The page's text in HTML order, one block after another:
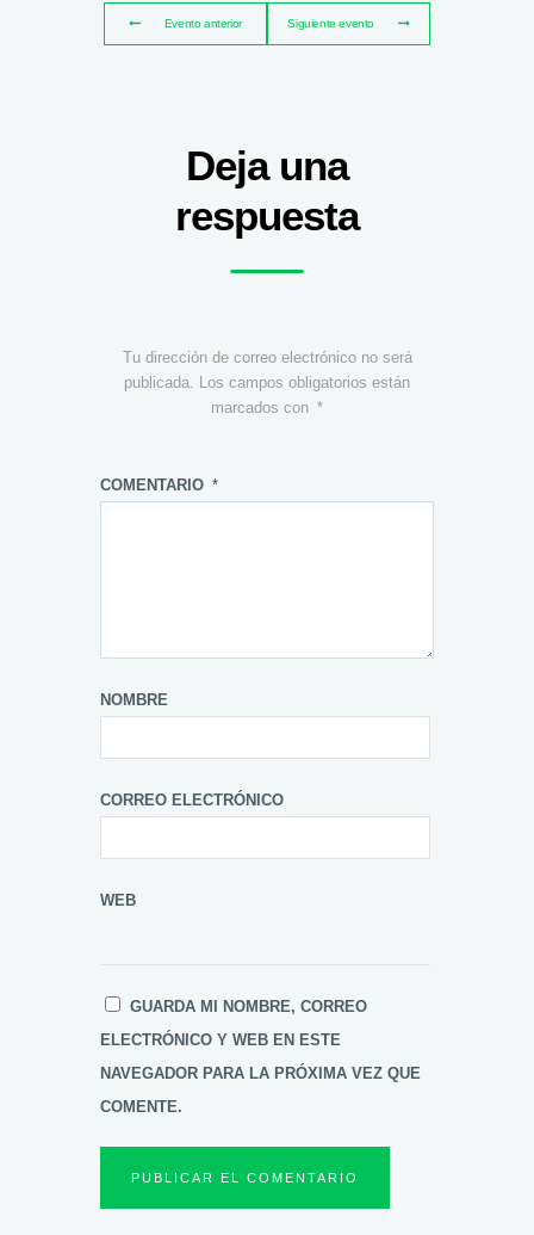
Evento anterior Siguiente evento
Deja una
respuesta
Tu dirección de correo electrónico no será
publicada. Los campos obligatorios están
marcados con *
COMENTARIO *
NOMBRE
CORREO ELECTRÓNICO
WEB
GUARDA MI NOMBRE, CORREO
ELECTRÓNICO Y WEB EN ESTE
NAVEGADOR PARA LA PRÓXIMA VEZ QUE
COMENTE.